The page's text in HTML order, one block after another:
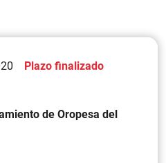
Plazo finalizado
de Oropesa del